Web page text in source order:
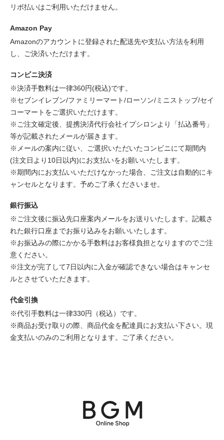
リボ払いはご利用いただけません。
Amazon Pay
Amazonのアカウントに登録された配送先や支払い方法を利用
し、ご決済いただけます。
コンビニ決済
※決済手数料は一律360円(税込)です。
※セブンイレブン/ファミリーマート/ローソン/ミニストップ/セイ
コーマートをご選択いただけます。
※ご注文確定後、提携決済代行会社イプシロンより「払込番号」
等が記載されたメールが届きます。
※メールの案内に従い、ご選択いただいたコンビニにて期間内
(注文日より10日以内)にお支払いをお願いいたします。
※期間内にお支払いいただけなかった場合、ご注文は自動的にキ
ャンセルとなります。予めご了承くださいませ。
銀行振込
※ご注文後に振込先口座案内メールをお送りいたします。記載さ
れた銀行口座までお振り込みをお願いいたします。
※お振込みの際にかかる手数料はお客様負担となりますのでご注
意ください。
※注文が完了して7日以内に入金が確認できない場合はキャンセ
ルとさせていただきます。
代金引換
※代引手数料は一律330円（税込）です。
※商品お受け取りの際、商品代金を配達員にお支払い下さい。現
金支払いのみのご利用となります。ご了承ください。